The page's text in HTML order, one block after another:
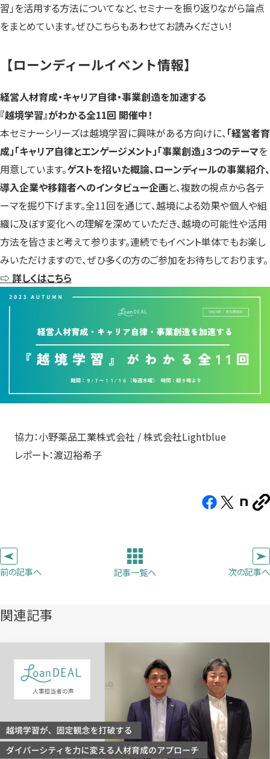
習」を活用する方法についてなど、セミナーを振り返りながら論点
をまとめています。ぜひこちらもあわせてお読みください！
【ローンディールイベント情報】
経営人材育成・キャリア自律・事業創造を加速する
『越境学習』がわかる全11回 開催中！
本セミナーシリーズは越境学習に興味がある方向けに、「経営者育
成」「キャリア自律とエンゲージメント」「事業創造」３つのテーマを
用意しています。ゲストを招いた概論、ローンディールの事業紹介、
導入企業や移籍者へのインタビュー企画と、複数の視点から各テ
ーマを掘り下げます。全11回を通じて、越境による効果や個人や組
織に及ぼす変化への理解を深めていただき、越境の可能性や活用
方法を皆さまと考えて参ります。連続でもイベント単体でもお楽し
みいただけますので、ぜひ多くの方のご参加をお待ちしております。
⇨ 詳しくはこちら
協力：小野薬品工業株式会社 / 株式会社Lightblue
レポート：渡辺裕希子
Facebook（新
す）
X（新
す）
note（新
で
す）
ー
前の記事へ 記事一覧へ 次の記事へ
関連記事